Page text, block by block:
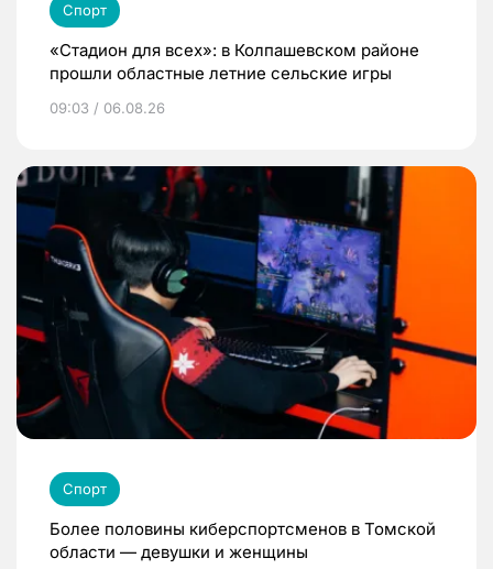
Спорт
«Стадион для всех»: в Колпашевском районе
прошли областные летние сельские игры
09:03 / 06.08.26
Спорт
Более половины киберспортсменов в Томской
области — девушки и женщины